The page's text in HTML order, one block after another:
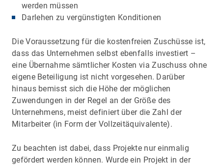
werden müssen
Darlehen zu vergünstigten Konditionen
Die Voraussetzung für die kostenfreien Zuschüsse ist,
dass das Unternehmen selbst ebenfalls investiert –
eine Übernahme sämtlicher Kosten via Zuschuss ohne
eigene Beteiligung ist nicht vorgesehen. Darüber
hinaus bemisst sich die Höhe der möglichen
Zuwendungen in der Regel an der Größe des
Unternehmens, meist definiert über die Zahl der
Mitarbeiter (in Form der Vollzeitäquivalente).
Zu beachten ist dabei, dass Projekte nur einmalig
gefördert werden können. Wurde ein Projekt in der